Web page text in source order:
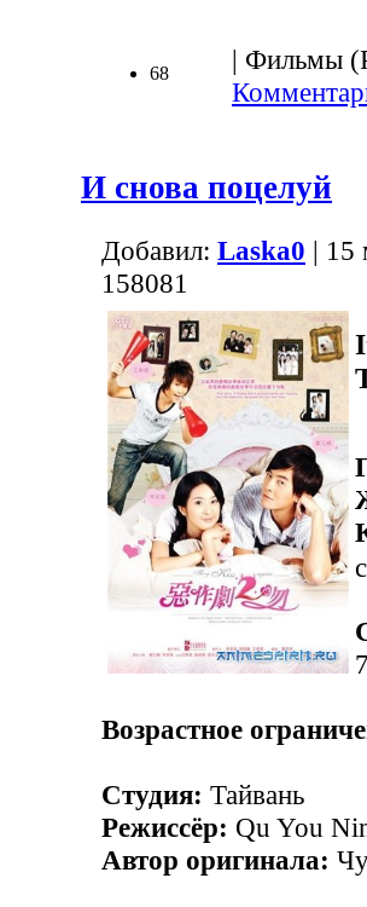
68
| Фильмы
И снова поцелуй
Добавил: Lаska0 | 15
158081
Возрастное
Студия: Тайвань
Режиссёр: Qu You
Автор оригинала: